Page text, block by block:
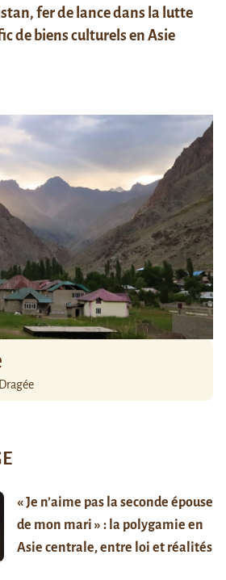
fer de lance dans la lutte
de biens culturels en Asie
« Je n’aime pas la seconde épouse
de mon mari » : la polygamie en
Asie centrale, entre loi et réalités